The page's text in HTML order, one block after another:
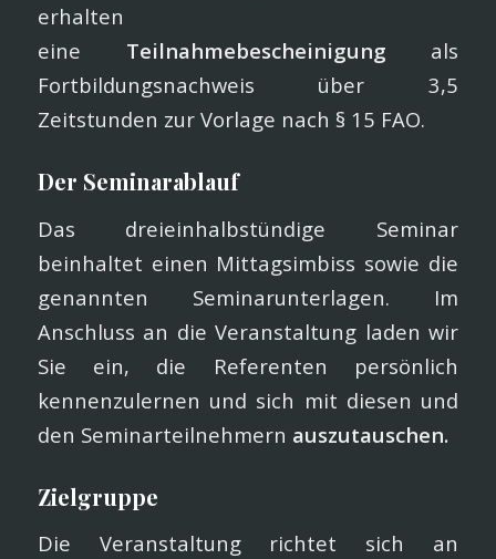
erhalten
eine Teilnahmebescheinigung als
Fortbildungsnachweis über 3,5
Zeitstunden zur Vorlage nach § 15 FAO.
Der Seminarablauf
Das dreieinhalbstündige Seminar
beinhaltet einen Mittagsimbiss sowie die
genannten Seminarunterlagen. Im
Anschluss an die Veranstaltung laden wir
Sie ein, die Referenten persönlich
kennenzulernen und sich mit diesen und
den Seminarteilnehmern auszutauschen.
Zielgruppe
Die Veranstaltung richtet sich an